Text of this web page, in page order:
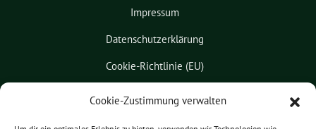
Cookie-Zustimmung verwalten
Impressum
Datenschutzerklärung
Cookie-Richtlinie (EU)